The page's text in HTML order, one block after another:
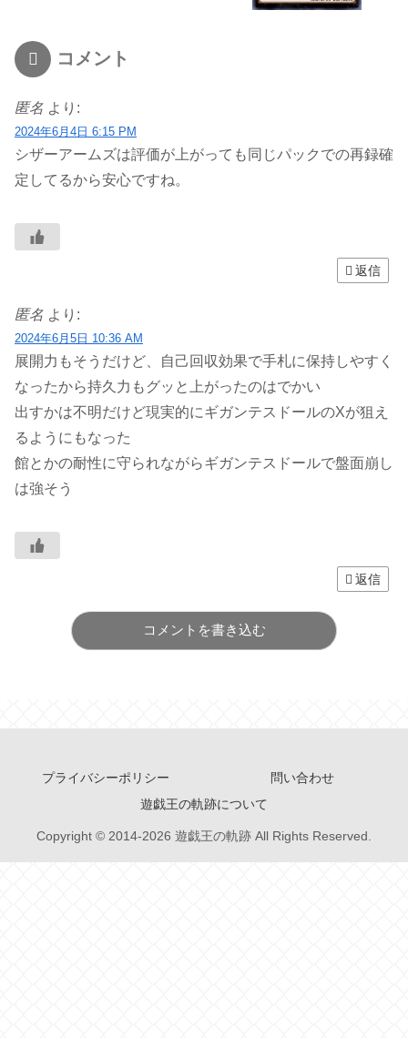
コメント
匿名 より:
2024年6月4日 6:15 PM
シザーアームズは評価が上がっても同じパックでの再録確
定してるから安心ですね。
返信
匿名 より:
2024年6月5日 10:36 AM
展開力もそうだけど、自己回収効果で手札に保持しやすく
なったから持久力もグッと上がったのはでかい
出すかは不明だけど現実的にギガンテスドールのXが狙え
るようにもなった
館とかの耐性に守られながらギガンテスドールで盤面崩し
は強そう
返信
コメントを書き込む
プライバシーポリシー
問い合わせ
遊戯王の軌跡について
Copyright © 2014-2026 遊戯王の軌跡 All Rights Reserved.